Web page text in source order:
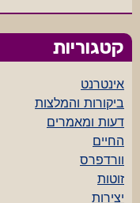
קטגוריות
אינטרנט
ביקורות והמלצות
דעות ומאמרים
החיים
וורדפרס
זוטות
יצירות